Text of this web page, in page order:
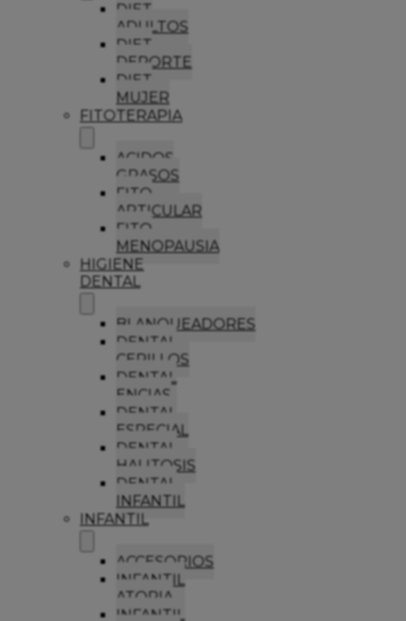
DIET
ADULTOS
DIET
DEPORTE
DIET
MUJER
FITOTERAPIA
ACIDOS
GRASOS
FITO
ARTICULAR
FITO
MENOPAUSIA
HIGIENE
DENTAL
BLANQUEADORES
DENTAL
CEPILLOS
DENTAL
ENCIAS
DENTAL
ESPECIAL
DENTAL
HALITOSIS
DENTAL
INFANTIL
INFANTIL
ACCESORIOS
INFANTIL
ATOPIA
INFANTIL